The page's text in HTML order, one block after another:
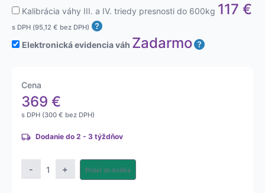
Kalibrácia váhy III. a IV. triedy presnosti do 600kg 117 €
s DPH (95,12 € bez DPH)
Elektronická evidencia váh Zadarmo
Cena
369 €
s DPH (300 € bez DPH)
Dodanie do 2 - 3 týždňov
-
množstvo
Obchodná
+ Pridať do košíka